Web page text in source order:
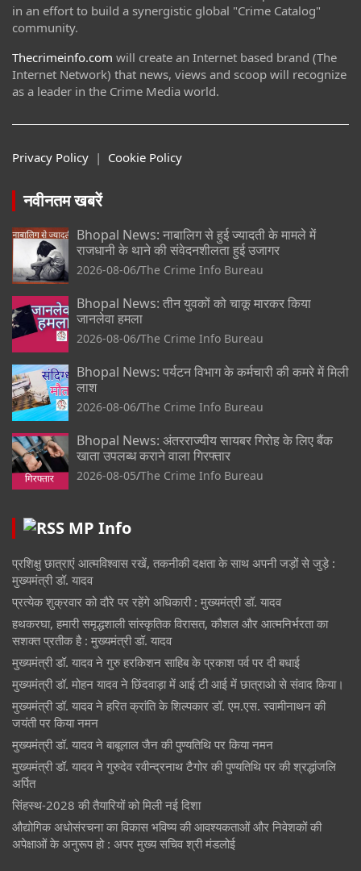
in an effort to build a synergistic global "Crime Catalog"
community.
Thecrimeinfo.com will create an Internet based brand (The
Internet Network) that news, views and scoop will recognize
as a leader in the Crime Media world.
Privacy Policy | Cookie Policy
नवीनतम खबरें
Bhopal News: नाबालिग से हुई ज्यादती के मामले में
राजधानी के थाने की संवेदनशीलता हुई उजागर
2026-08-06 The Crime Info Bureau
Bhopal News: तीन युवकों को चाकू मारकर किया
जानलेवा हमला
2026-08-06 The Crime Info Bureau
Bhopal News: पर्यटन विभाग के कर्मचारी की कमरे में मिली
लाश
2026-08-06 The Crime Info Bureau
Bhopal News: अंतरराज्यीय सायबर गिरोह के लिए बैंक
खाता उपलब्ध कराने वाला गिरफ्तार
2026-08-05 The Crime Info Bureau
MP Info
प्रशिक्षु छात्राएं आत्मविश्वास रखें, तकनीकी दक्षता के साथ अपनी जड़ों से जुड़े :
मुख्यमंत्री डॉ. यादव
प्रत्येक शुक्रवार को दौरे पर रहेंगे अधिकारी : मुख्यमंत्री डॉ. यादव
हथकरघा, हमारी समृद्धशाली सांस्कृतिक विरासत, कौशल और आत्मनिर्भरता का
सशक्त प्रतीक है : मुख्यमंत्री डॉ. यादव
मुख्यमंत्री डॉ. यादव ने गुरु हरकिशन साहिब के प्रकाश पर्व पर दी बधाई
मुख्यमंत्री डॉ. मोहन यादव ने छिंदवाड़ा में आई टी आई में छात्राओ से संवाद किया।
मुख्यमंत्री डॉ. यादव ने हरित क्रांति के शिल्पकार डॉ. एम.एस. स्वामीनाथन की
जयंती पर किया नमन
मुख्यमंत्री डॉ. यादव ने बाबूलाल जैन की पुण्यतिथि पर किया नमन
मुख्यमंत्री डॉ. यादव ने गुरुदेव रवीन्द्रनाथ टैगोर की पुण्यतिथि पर की श्रद्धांजलि
अर्पित
सिंहस्थ-2028 की तैयारियों को मिली नई दिशा
औद्योगिक अधोसंरचना का विकास भविष्य की आवश्यकताओं और निवेशकों की
अपेक्षाओं के अनुरूप हो : अपर मुख्य सचिव श्री मंडलोई